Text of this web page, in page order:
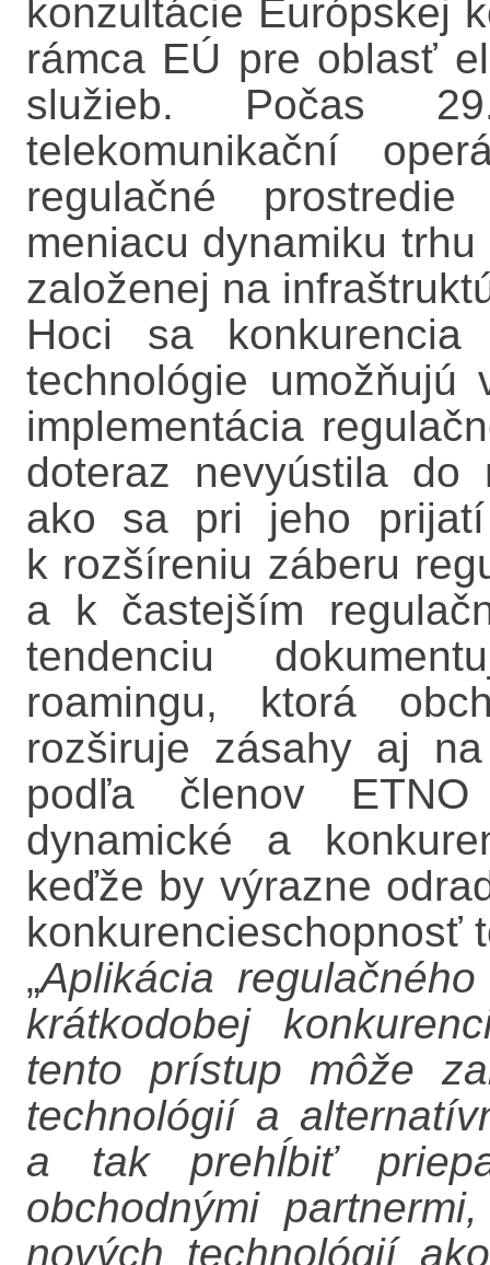
konzultácie Európskej
rámca EÚ pre oblasť
služieb. Počas
telekomunikační
regulačné
meniacu dynamiku
založenej na
Hoci sa
technológie
implementácia
doteraz nevyústila do
ako sa pri jeho prijatí
k rozšíreniu záberu
a k častejším
tendenciu
roamingu, ktorá
rozširuje zásahy aj
podľa členov
dynamické a
keďže by výrazne
konkurencieschopnosť
„Aplikácia
krátkodobej
tento prístup môže
technológií a
a tak prehĺbiť
obchodnými
nových technológií